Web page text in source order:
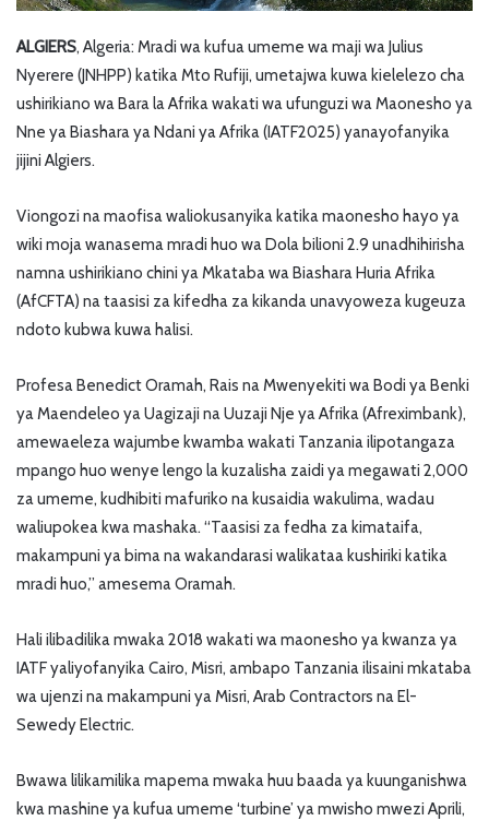
ALGIERS, Algeria: Mradi wa kufua umeme wa maji wa Julius
Nyerere (JNHPP) katika Mto Rufiji, umetajwa kuwa kielelezo cha
ushirikiano wa Bara la Afrika wakati wa ufunguzi wa Maonesho ya
Nne ya Biashara ya Ndani ya Afrika (IATF2025) yanayofanyika
jijini Algiers.
Viongozi na maofisa waliokusanyika katika maonesho hayo ya
wiki moja wanasema mradi huo wa Dola bilioni 2.9 unadhihirisha
namna ushirikiano chini ya Mkataba wa Biashara Huria Afrika
(AfCFTA) na taasisi za kifedha za kikanda unavyoweza kugeuza
ndoto kubwa kuwa halisi.
Profesa Benedict Oramah, Rais na Mwenyekiti wa Bodi ya Benki
ya Maendeleo ya Uagizaji na Uuzaji Nje ya Afrika (Afreximbank),
amewaeleza wajumbe kwamba wakati Tanzania ilipotangaza
mpango huo wenye lengo la kuzalisha zaidi ya megawati 2,000
za umeme, kudhibiti mafuriko na kusaidia wakulima, wadau
waliupokea kwa mashaka. “Taasisi za fedha za kimataifa,
makampuni ya bima na wakandarasi walikataa kushiriki katika
mradi huo,” amesema Oramah.
Hali ilibadilika mwaka 2018 wakati wa maonesho ya kwanza ya
IATF yaliyofanyika Cairo, Misri, ambapo Tanzania ilisaini mkataba
wa ujenzi na makampuni ya Misri, Arab Contractors na El-
Sewedy Electric.
Bwawa lilikamilika mapema mwaka huu baada ya kuunganishwa
kwa mashine ya kufua umeme ‘turbine’ ya mwisho mwezi Aprili,